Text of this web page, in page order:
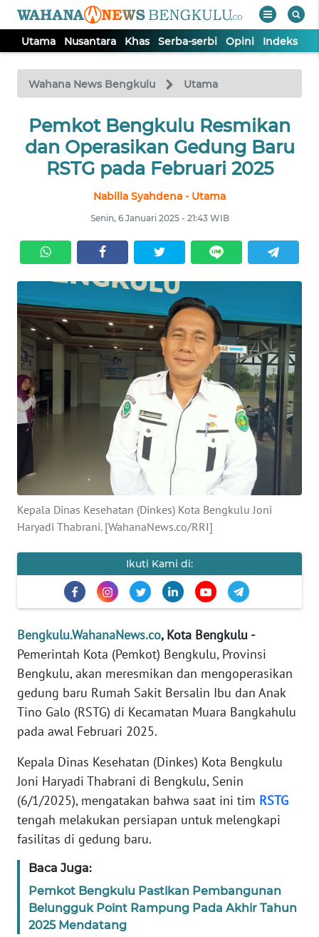
Utama Nusantara Khas Serba-serbi Opini Indeks
Wahana News Bengkulu Utama
Pemkot Bengkulu Resmikan
dan Operasikan Gedung Baru
RSTG pada Februari 2025
Nabilla Syahdena - Utama
Senin, 6 Januari 2025 - 21:43 WIB
Kepala Dinas Kesehatan (Dinkes) Kota Bengkulu Joni
Haryadi Thabrani. [WahanaNews.co/RRI]
Ikuti Kami di:
Bengkulu.WahanaNews.co, Kota Bengkulu -
Pemerintah Kota (Pemkot) Bengkulu, Provinsi
Bengkulu, akan meresmikan dan mengoperasikan
gedung baru Rumah Sakit Bersalin Ibu dan Anak
Tino Galo (RSTG) di Kecamatan Muara Bangkahulu
pada awal Februari 2025.
Kepala Dinas Kesehatan (Dinkes) Kota Bengkulu
Joni Haryadi Thabrani di Bengkulu, Senin
(6/1/2025), mengatakan bahwa saat ini tim RSTG
tengah melakukan persiapan untuk melengkapi
fasilitas di gedung baru.
Baca Juga:
Pemkot Bengkulu Pastikan Pembangunan
Belungguk Point Rampung Pada Akhir Tahun
2025 Mendatang
TV
Tutup
UTAMA
NUSANTARA
SERBA-
SERBI
OPINI
Informasi
INDEKS
BERITA
KONTAK
KAMI
INFO
TENTANG
PEDOMAN
SIBER
REDAKSI
KARIR
Wahana
News
Regional
WN
SUMUT
JAKARTA
WN